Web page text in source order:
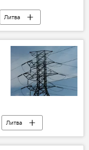
Литва
Литва